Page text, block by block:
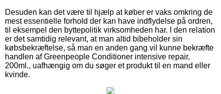
Desuden kan det være til hjælp at køber er vaks omkring de
mest essentielle forhold der kan have indflydelse på ordren,
til eksempel den byttepolitik virksomheden har. I den relation
er det samtidig relevant, at man altid bibeholder sin
købsbekræftelse, så man en anden gang vil kunne bekræfte
handlen af Greenpeople Conditioner intensive repair,
200ml., uafhængig om du søger et produkt til en mand eller
kvinde.